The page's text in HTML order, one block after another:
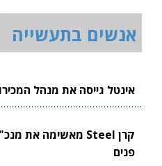
אנשים בתעשייה
אינטל גייסה את מנהל
פנים